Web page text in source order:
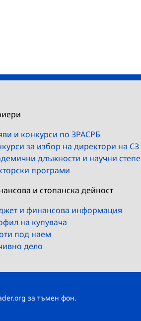
и конкурси по ЗРАСРБ
за избор на директори на
длъжности и научни
програми
и стопанска дейност
и финансова информация
на купувача
под наем
дело
за тъмен фон.